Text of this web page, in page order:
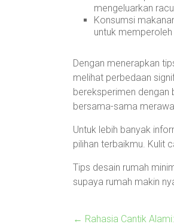
mengeluarkan
Konsumsi
untuk
Dengan menerapkan
melihat perbedaan
bereksperimen dengan
bersama-sama
Untuk lebih banyak
pilihan terbaikmu. Kulit
Tips desain rumah
supaya rumah makin
← Rahasia Cantik